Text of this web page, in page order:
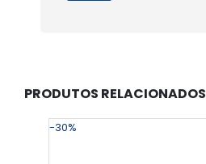
PRODUTOS RELACIONADOS
-30%